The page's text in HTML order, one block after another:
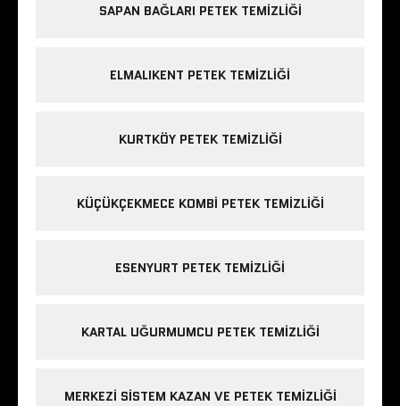
SAPAN BAĞLARI PETEK TEMIZLIĞI
ELMALIKENT PETEK TEMIZLIĞI
KURTKÖY PETEK TEMIZLIĞI
KÜÇÜKÇEKMECE KOMBI PETEK TEMIZLIĞI
ESENYURT PETEK TEMIZLIĞI
KARTAL UĞURMUMCU PETEK TEMIZLIĞI
MERKEZI SISTEM KAZAN VE PETEK TEMIZLIĞI